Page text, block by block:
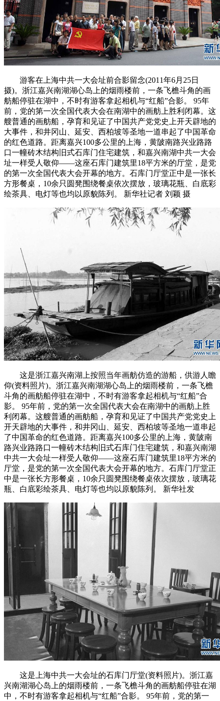
游客在上海中共一大会址前合影留念(2011年6月25日
摄)。浙江嘉兴南湖湖心岛上的烟雨楼前，一条飞檐斗角的画
舫船停驻在湖中，不时有游客拿起相机与“红船”合影。 95年
前，党的第一次全国代表大会在南湖中的画舫上胜利闭幕。这
艘普通的画舫船，孕育和见证了中国共产党党史上开天辟地的
大事件，和井冈山、延安、西柏坡等圣地一道串起了中国革命
的红色道路。距离嘉兴100多公里的上海，黄陂南路兴业路路
口一幢砖木结构旧式石库门住宅建筑，和嘉兴南湖中共一大会
址一样受人敬仰——这座石库门建筑里18平方米的厅堂，是党
的第一次全国代表大会开幕的地方。石库门厅堂正中是一张长
方形餐桌，10余只圆凳围绕餐桌依次摆放，玻璃花瓶、白底彩
绘茶具、电灯等也均以原貌陈列。 新华社记者 刘颖 摄
这是浙江嘉兴南湖上按照当年画舫仿造的游船，供游人瞻
仰(资料照片)。浙江嘉兴南湖湖心岛上的烟雨楼前，一条飞檐
斗角的画舫船停驻在湖中，不时有游客拿起相机与“红船”合
影。 95年前，党的第一次全国代表大会在南湖中的画舫上胜
利闭幕。这艘普通的画舫船，孕育和见证了中国共产党党史上
开天辟地的大事件，和井冈山、延安、西柏坡等圣地一道串起
了中国革命的红色道路。距离嘉兴100多公里的上海，黄陂南
路兴业路路口一幢砖木结构旧式石库门住宅建筑，和嘉兴南湖
中共一大会址一样受人敬仰——这座石库门建筑里18平方米的
厅堂，是党的第一次全国代表大会开幕的地方。石库门厅堂正
中是一张长方形餐桌，10余只圆凳围绕餐桌依次摆放，玻璃花
瓶、白底彩绘茶具、电灯等也均以原貌陈列。 新华社发
这是上海中共一大会址的石库门厅堂(资料照片)。浙江嘉
兴南湖湖心岛上的烟雨楼前，一条飞檐斗角的画舫船停驻在湖
中，不时有游客拿起相机与“红船”合影。 95年前，党的第一